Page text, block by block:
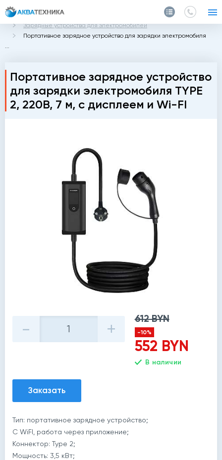
Главная Каталог
Зарядные устройства для электромобилей
Портативное зарядное устройство для зарядки электромобиля
...
Портативное зарядное устройство
для зарядки электромобиля TYPE
2, 220В, 7 м, с дисплеем и Wi-FI
- +
612 BYN
-10%
552 BYN
В наличии
Заказать
Тип: портативное зарядное устройство;
C WiFI, работа через приложение;
Коннектор: Type 2;
Мощность: 3,5 кВт;